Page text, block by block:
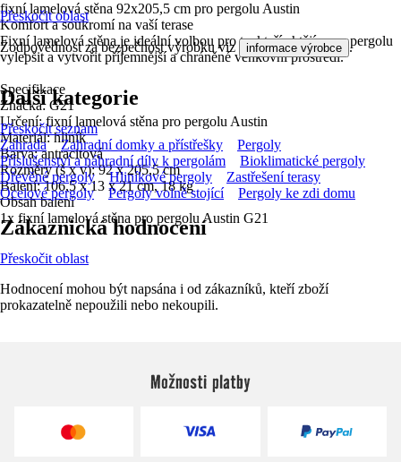
fixní lamelová stěna 92x205,5 cm pro pergolu Austin
Komfort a soukromí na vaší terase
Fixní lamelová stěna je ideální volbou pro ty, kteří chtějí svou pergolu
vylepšit a vytvořit příjemnější a chráněné venkovní prostředí.
Specifikace
Značka: G21
Určení: fixní lamelová stěna pro pergolu Austin
Materiál: hliník
Barva: antracitová
Rozměry (š x v): 92 x 205,5 cm
Balení: 106,5 x 13 x 21 cm, 18 kg
Obsah balení
1x fixní lamelová stěna pro pergolu Austin G21
Přeskočit oblast
Zodpovědnost za bezpečnost výrobku viz informace výrobce .
Další kategorie
Přeskočit seznam
Zahrada
Zahradní domky a přístřešky
Pergoly
Příslušenství a náhradní díly k pergolám
Bioklimatické pergoly
Dřevěné pergoly
Hliníkové pergoly
Zastřešení terasy
Ocelové pergoly
Pergoly volně stojící Pergoly ke zdi domu
Zákaznická hodnocení
Přeskočit oblast
Hodnocení mohou být napsána i od zákazníků, kteří zboží
prokazatelně nepoužili nebo nekoupili.
Možnosti platby